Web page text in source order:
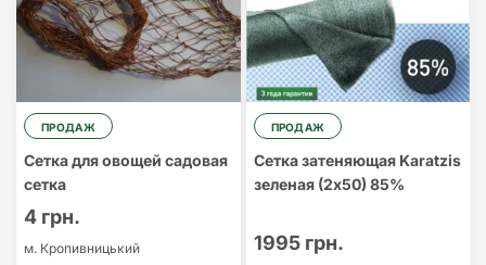
ПРОДАЖ
Сетка для овощей садовая
сетка
4 грн.
м. Кропивницький
ПРОДАЖ
Сетка затеняющая Karatzis
зеленая (2х50) 85%
1995 грн.